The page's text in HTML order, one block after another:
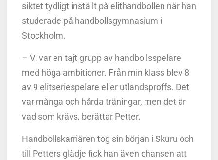
siktet tydligt inställt på elithandbollen när han
studerade på handbollsgymnasium i
Stockholm.
– Vi var en tajt grupp av handbollsspelare
med höga ambitioner. Från min klass blev 8
av 9 elitseriespelare eller utlandsproffs. Det
var många och hårda träningar, men det är
vad som krävs, berättar Petter.
Handbollskarriären tog sin början i Skuru och
till Petters glädje fick han även chansen att